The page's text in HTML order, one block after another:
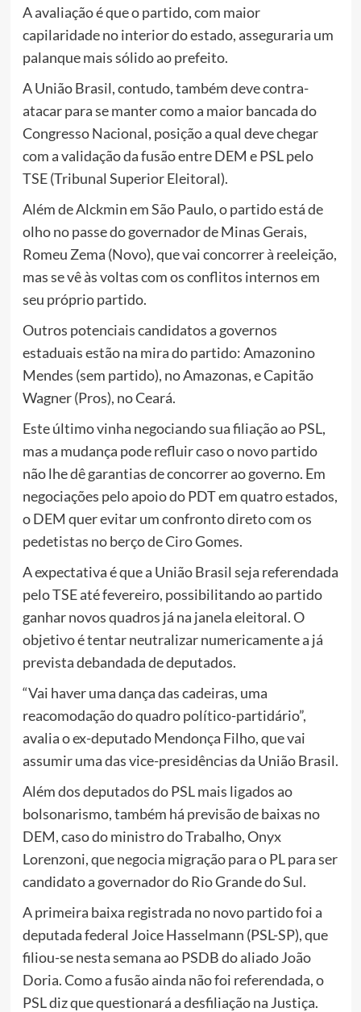
A avaliação é que o partido, com maior
capilaridade no interior do estado, asseguraria um
palanque mais sólido ao prefeito.
A União Brasil, contudo, também deve contra-
atacar para se manter como a maior bancada do
Congresso Nacional, posição a qual deve chegar
com a validação da fusão entre DEM e PSL pelo
TSE (Tribunal Superior Eleitoral).
Além de Alckmin em São Paulo, o partido está de
olho no passe do governador de Minas Gerais,
Romeu Zema (Novo), que vai concorrer à reeleição,
mas se vê às voltas com os conflitos internos em
seu próprio partido.
Outros potenciais candidatos a governos
estaduais estão na mira do partido: Amazonino
Mendes (sem partido), no Amazonas, e Capitão
Wagner (Pros), no Ceará.
Este último vinha negociando sua filiação ao PSL,
mas a mudança pode refluir caso o novo partido
não lhe dê garantias de concorrer ao governo. Em
negociações pelo apoio do PDT em quatro estados,
o DEM quer evitar um confronto direto com os
pedetistas no berço de Ciro Gomes.
A expectativa é que a União Brasil seja referendada
pelo TSE até fevereiro, possibilitando ao partido
ganhar novos quadros já na janela eleitoral. O
objetivo é tentar neutralizar numericamente a já
prevista debandada de deputados.
“Vai haver uma dança das cadeiras, uma
reacomodação do quadro político-partidário”,
avalia o ex-deputado Mendonça Filho, que vai
assumir uma das vice-presidências da União Brasil.
Além dos deputados do PSL mais ligados ao
bolsonarismo, também há previsão de baixas no
DEM, caso do ministro do Trabalho, Onyx
Lorenzoni, que negocia migração para o PL para ser
candidato a governador do Rio Grande do Sul.
A primeira baixa registrada no novo partido foi a
deputada federal Joice Hasselmann (PSL-SP), que
filiou-se nesta semana ao PSDB do aliado João
Doria. Como a fusão ainda não foi referendada, o
PSL diz que questionará a desfiliação na Justiça.